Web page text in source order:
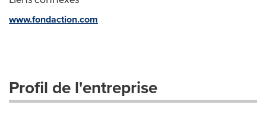
www.fondaction.com
Profil de l'entreprise